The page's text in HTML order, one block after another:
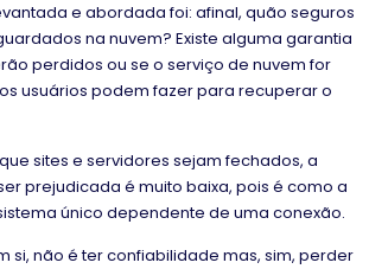
e abordada foi: afinal, quão seguros
na nuvem? Existe alguma garantia
perdidos ou se o serviço de nuvem for
usuários podem fazer para recuperar o
sites e servidores sejam fechados, a
prejudicada é muito baixa, pois é como a
único dependente de uma conexão.
si, não é ter confiabilidade mas, sim, perder